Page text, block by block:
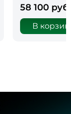
58 100 руб.
В